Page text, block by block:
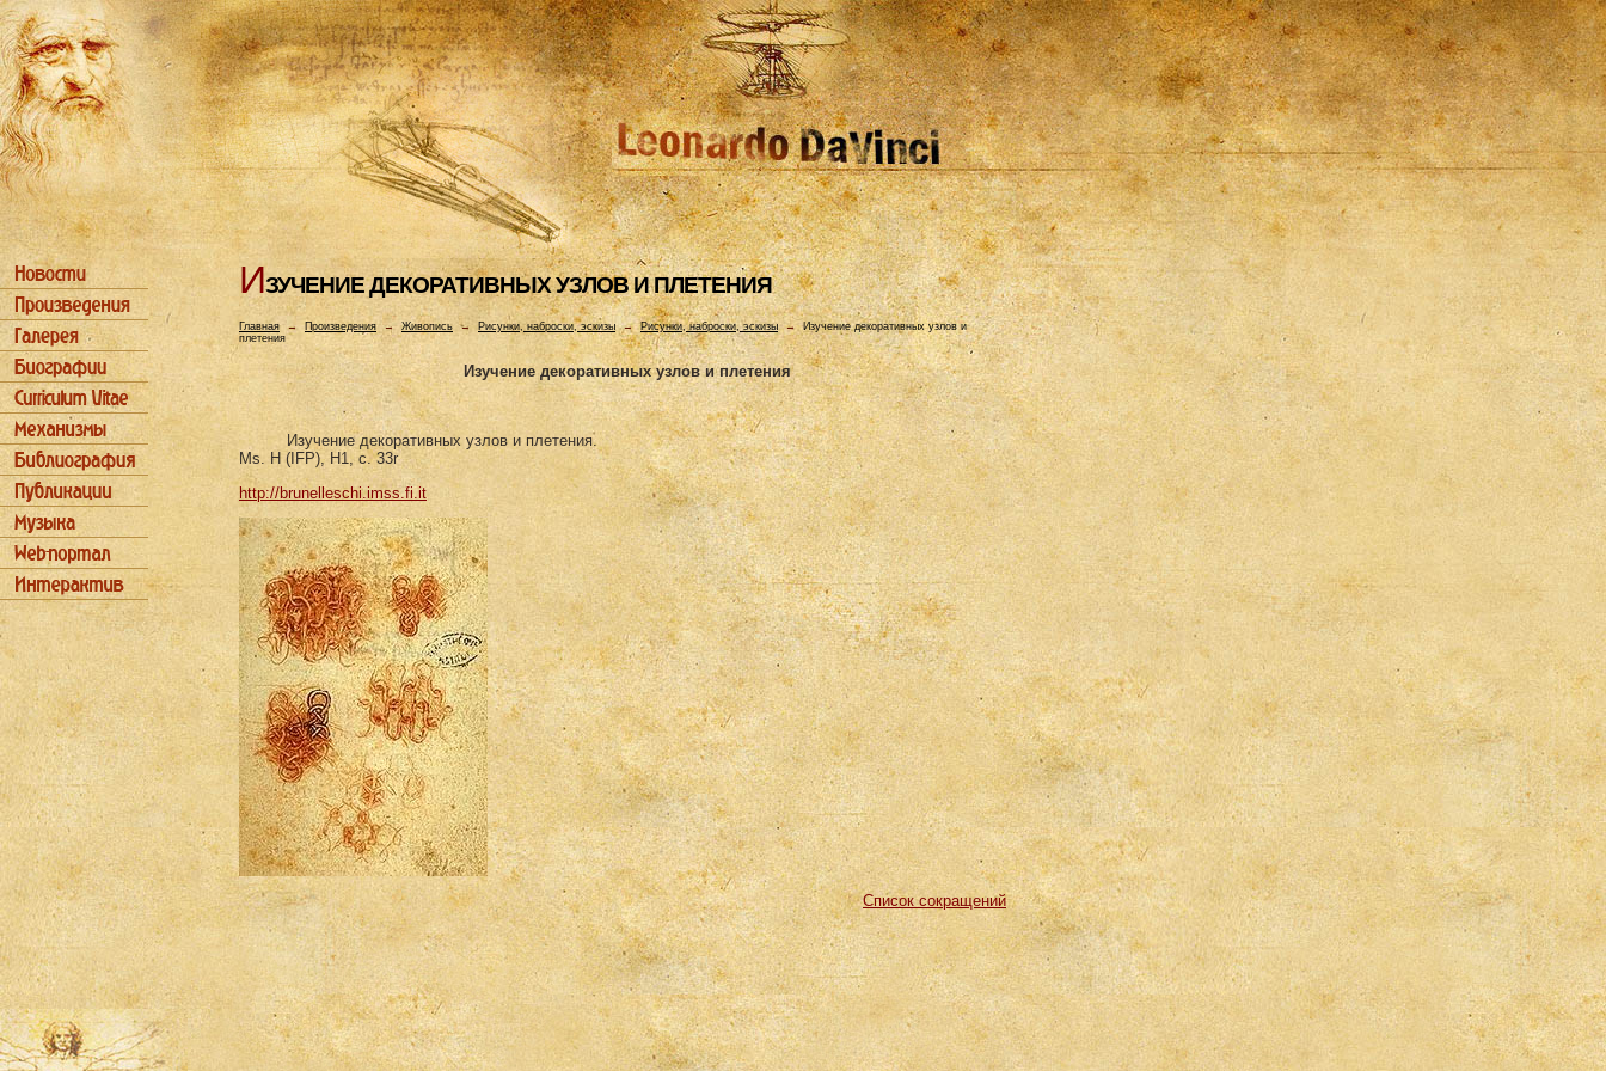
ИЗУЧЕHИЕ ДЕКОРАТИВHЫХ УЗЛОВ И ПЛЕТЕHИЯ
Главная→ Произведения → Живопись → Рисунки, наброски, эскизы →Рисунки, наброски, эскизы→Изучение декоративных узлов и
плетения
Изучение декоративных узлов и плетения
Изучение декоративных узлов и плетения.
Ms. H (IFP), H1, c. 33r
http://brunelleschi.imss.fi.it
Список сокращений